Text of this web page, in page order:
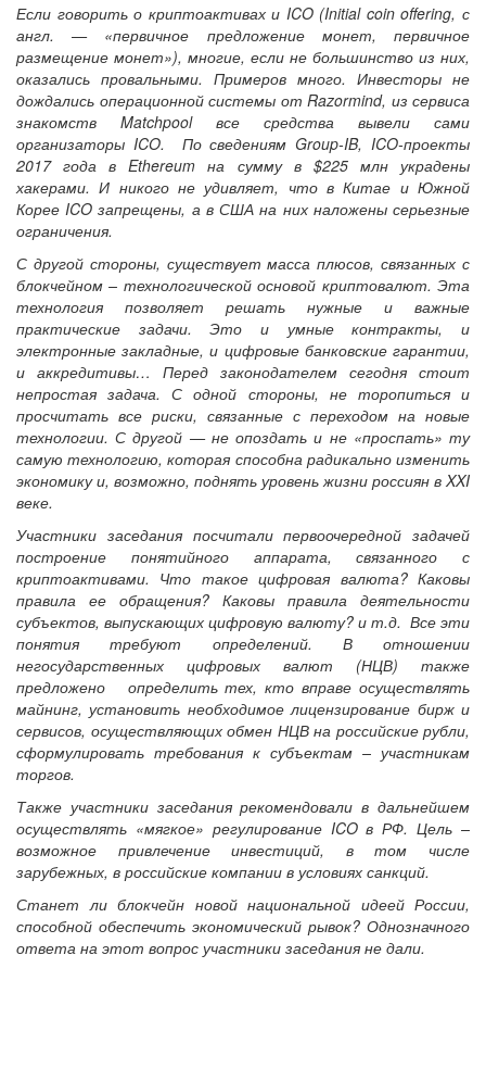
Если говорить о криптоактивах и ICO (Initial coin offering, с
англ. — «первичное предложение монет, первичное
размещение монет»), многие, если не большинство из них,
оказались провальными. Примеров много. Инвесторы не
дождались операционной системы от Razormind, из сервиса
знакомств Matchpool все средства вывели сами
организаторы ICO. По сведениям Group-IB, ICO-проекты
2017 года в Ethereum на сумму в $225 млн украдены
хакерами. И никого не удивляет, что в Китае и Южной
Корее ICO запрещены, а в США на них наложены серьезные
ограничения.
С другой стороны, существует масса плюсов, связанных с
блокчейном – технологической основой криптовалют. Эта
технология позволяет решать нужные и важные
практические задачи. Это и умные контракты, и
электронные закладные, и цифровые банковские гарантии,
и аккредитивы… Перед законодателем сегодня стоит
непростая задача. С одной стороны, не торопиться и
просчитать все риски, связанные с переходом на новые
технологии. С другой — не опоздать и не «проспать» ту
самую технологию, которая способна радикально изменить
экономику и, возможно, поднять уровень жизни россиян в XXI
веке.
Участники заседания посчитали первоочередной задачей
построение понятийного аппарата, связанного с
криптоактивами. Что такое цифровая валюта? Каковы
правила ее обращения? Каковы правила деятельности
субъектов, выпускающих цифровую валюту? и т.д. Все эти
понятия требуют определений. В отношении
негосударственных цифровых валют (НЦВ) также
предложено определить тех, кто вправе осуществлять
майнинг, установить необходимое лицензирование бирж и
сервисов, осуществляющих обмен НЦВ на российские рубли,
сформулировать требования к субъектам – участникам
торгов.
Также участники заседания рекомендовали в дальнейшем
осуществлять «мягкое» регулирование ICO в РФ. Цель –
возможное привлечение инвестиций, в том числе
зарубежных, в российские компании в условиях санкций.
Станет ли блокчейн новой национальной идеей России,
способной обеспечить экономический рывок? Однозначного
ответа на этот вопрос участники заседания не дали.